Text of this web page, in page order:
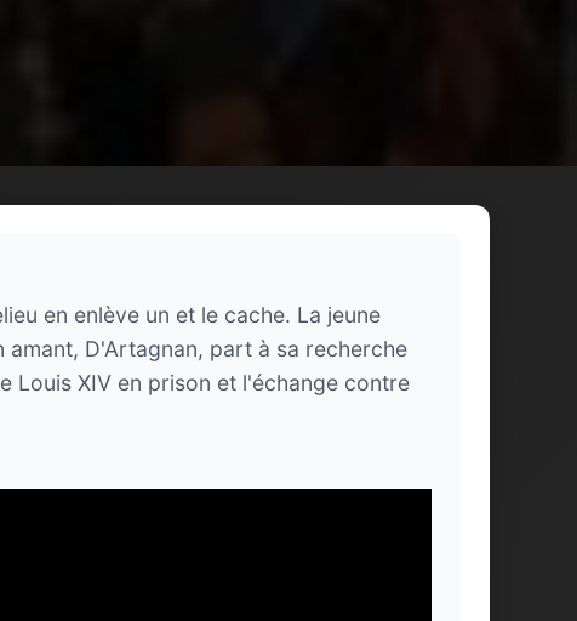
en enlève un et le cache. La jeune
D'Artagnan, part à sa recherche
Louis XIV en prison et l'échange contre